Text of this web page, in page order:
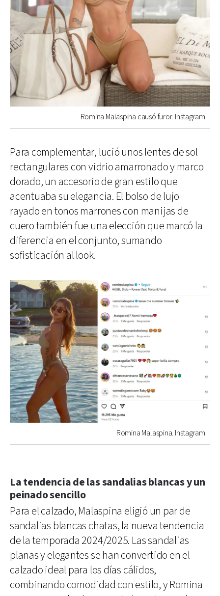
Romina Malaspina causó furor. Instagram
Para complementar, lució unos lentes de sol
rectangulares con vidrio amarronado y marco
dorado, un accesorio de gran estilo que
acentuaba su elegancia. El bolso de lujo
rayado en tonos marrones con manijas de
cuero también fue una elección que marcó la
diferencia en el conjunto, sumando
sofisticación al look.
Romina Malaspina. Instagram
La tendencia de las sandalias blancas y un
peinado sencillo
Para el calzado, Malaspina eligió un par de
sandalias blancas chatas, la nueva tendencia
de la temporada 2024/2025. Las sandalias
planas y elegantes se han convertido en el
calzado ideal para los días cálidos,
combinando comodidad con estilo, y Romina